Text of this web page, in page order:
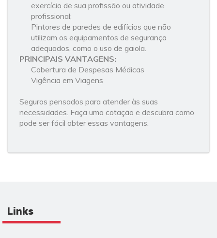
exercício de sua profissão ou atividade
profissional;
Pintores de paredes de edifícios que não
utilizam os equipamentos de segurança
adequados, como o uso de gaiola.
PRINCIPAIS VANTAGENS:
Cobertura de Despesas Médicas
Vigência em Viagens
Seguros pensados para atender às suas
necessidades. Faça uma cotação e descubra como
pode ser fácil obter essas vantagens.
Links